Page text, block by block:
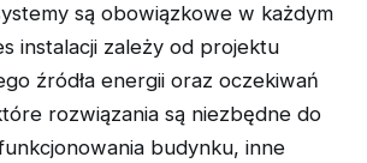
są obowiązkowe w każdym
instalacji zależy od projektu
źródła energii oraz oczekiwań
rozwiązania są niezbędne do
budynku, inne